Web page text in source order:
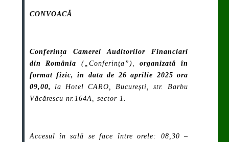
CONVOACĂ
Conferința Camerei Auditorilor Financiari
din România („Conferinţa”),organizată în
format fizic,în data de 26 aprilie 2025 ora
09,00,
la Hotel CARO, București, str. Barbu
Văcărescu nr.164A, sector 1.
Accesul în sală se face între orele: 08,30 –